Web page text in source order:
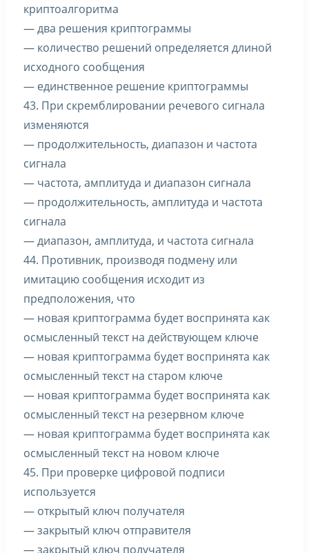
криптоалгоритма
— два решения криптограммы
— количество решений определяется длиной
исходного сообщения
— единственное решение криптограммы
43. При скремблировании речевого сигнала
изменяются
— продолжительность, диапазон и частота
сигнала
— частота, амплитуда и диапазон сигнала
— продолжительность, амплитуда и частота
сигнала
— диапазон, амплитуда, и частота сигнала
44. Противник, производя подмену или
имитацию сообщения исходит из
предположения, что
— новая криптограмма будет воспринята как
осмысленный текст на действующем ключе
— новая криптограмма будет воспринята как
осмысленный текст на старом ключе
— новая криптограмма будет воспринята как
осмысленный текст на резервном ключе
— новая криптограмма будет воспринята как
осмысленный текст на новом ключе
45. При проверке цифровой подписи
используется
— открытый ключ получателя
— закрытый ключ отправителя
— закрытый ключ получателя